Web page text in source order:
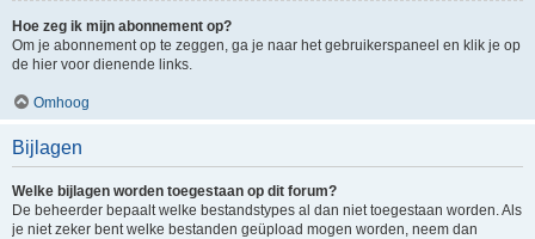
Hoe zeg ik mijn abonnement op?
Om je abonnement op te zeggen, ga je naar het gebruikerspaneel en klik je op
de hier voor dienende links.
Omhoog
Bijlagen
Welke bijlagen worden toegestaan op dit forum?
De beheerder bepaalt welke bestandstypes al dan niet toegestaan worden. Als
je niet zeker bent welke bestanden geüpload mogen worden, neem dan